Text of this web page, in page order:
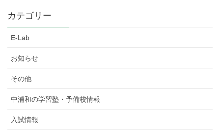
カテゴリー
E-Lab
お知らせ
その他
中浦和の学習塾・予備校情報
入試情報